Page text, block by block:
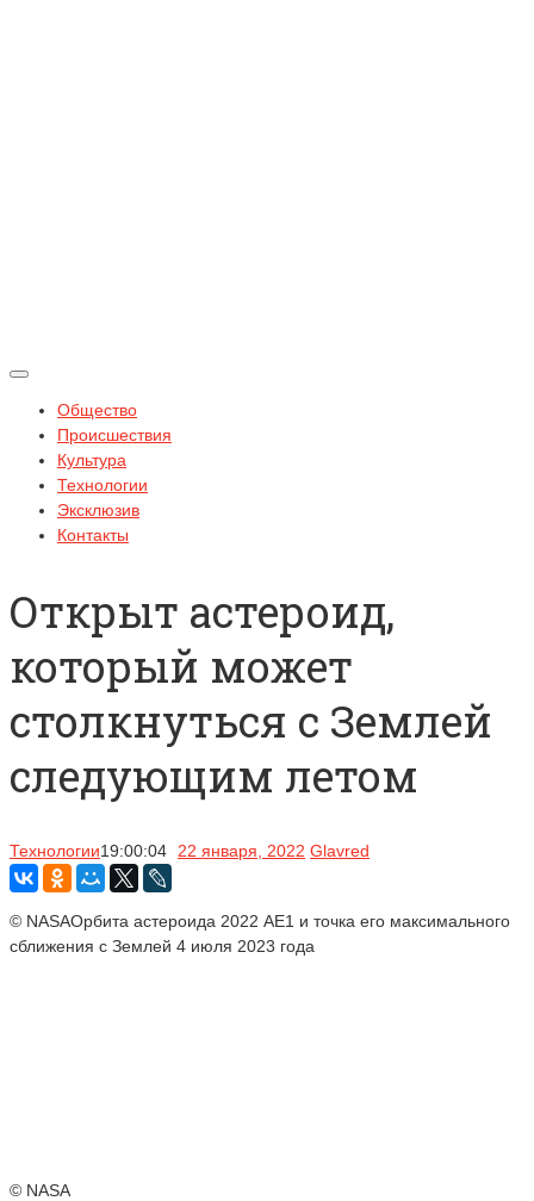
Общество
Происшествия
Культура
Технологии
Эксклюзив
Контакты
Открыт астероид,
который может
столкнуться с Землей
следующим летом
Технологии19:00:04 22 января, 2022 Glavred
© NASAОрбита астероида 2022 АЕ1 и точка его максимального
сближения с Землей 4 июля 2023 года
© NASA